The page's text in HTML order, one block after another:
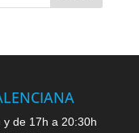
y de 17h a 20:30h